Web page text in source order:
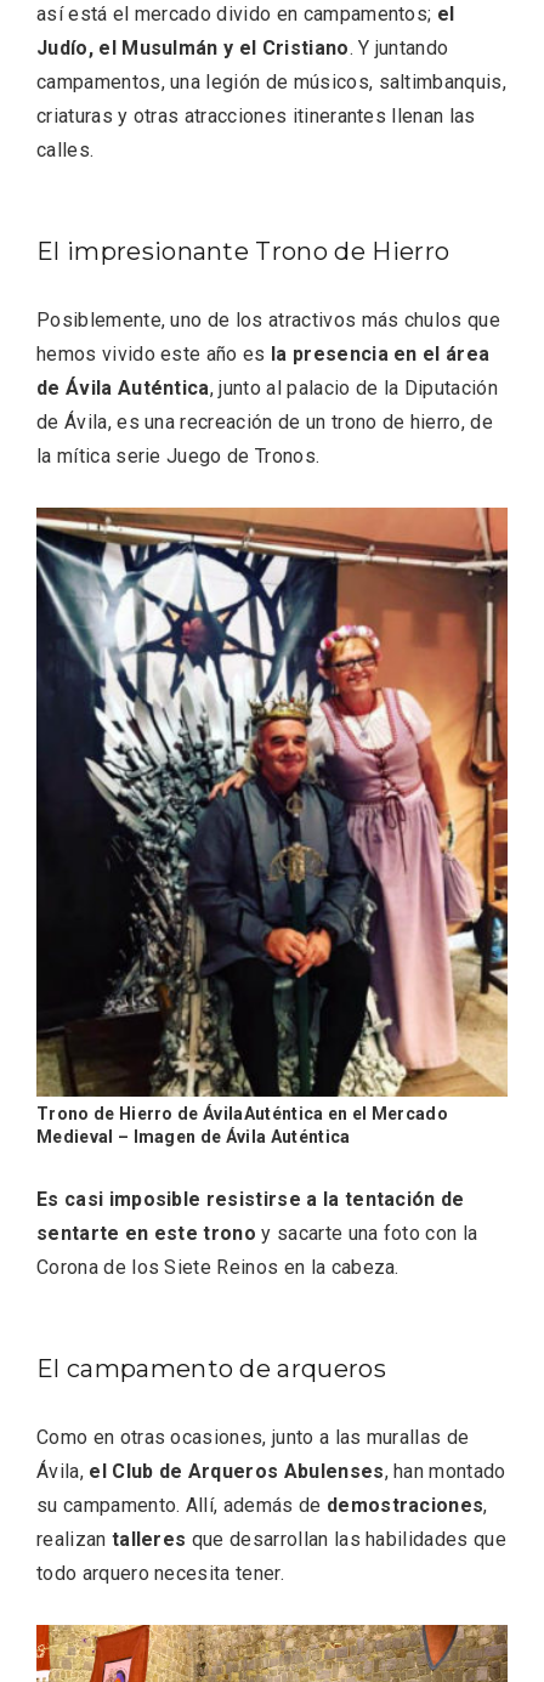
así está el mercado divido en campamentos; el
Judío, el Musulmán y el Cristiano. Y juntando
campamentos, una legión de músicos, saltimbanquis,
criaturas y otras atracciones itinerantes llenan las
calles.
El impresionante Trono de Hierro
Posiblemente, uno de los atractivos más chulos que
hemos vivido este año es la presencia en el área
de Ávila Auténtica, junto al palacio de la Diputación
de Ávila, es una recreación de un trono de hierro, de
la mítica serie Juego de Tronos.
Trono de Hierro de ÁvilaAuténtica en el Mercado
Medieval – Imagen de Ávila Auténtica
Es casi imposible resistirse a la tentación de
sentarte en este trono y sacarte una foto con la
Corona de los Siete Reinos en la cabeza.
El campamento de arqueros
Como en otras ocasiones, junto a las murallas de
Ávila, el Club de Arqueros Abulenses, han montado
su campamento. Allí, además de demostraciones,
realizan talleres que desarrollan las habilidades que
todo arquero necesita tener.
VII Feria del Vino de Sotillo 2026 ‘Sotillo,
el Vino y Yo’
Feria del Vino de Toro 2026; descubre
“Otros Vinos de Toro”